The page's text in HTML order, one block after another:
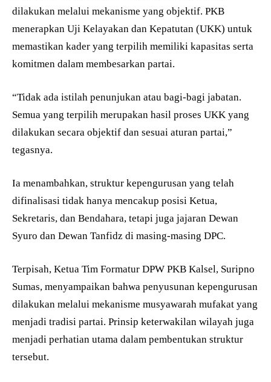
dilakukan melalui mekanisme yang objektif. PKB
menerapkan Uji Kelayakan dan Kepatutan (UKK) untuk
memastikan kader yang terpilih memiliki kapasitas serta
komitmen dalam membesarkan partai.
“Tidak ada istilah penunjukan atau bagi-bagi jabatan.
Semua yang terpilih merupakan hasil proses UKK yang
dilakukan secara objektif dan sesuai aturan partai,”
tegasnya.
Ia menambahkan, struktur kepengurusan yang telah
difinalisasi tidak hanya mencakup posisi Ketua,
Sekretaris, dan Bendahara, tetapi juga jajaran Dewan
Syuro dan Dewan Tanfidz di masing-masing DPC.
Terpisah, Ketua Tim Formatur DPW PKB Kalsel, Suripno
Sumas, menyampaikan bahwa penyusunan kepengurusan
dilakukan melalui mekanisme musyawarah mufakat yang
menjadi tradisi partai. Prinsip keterwakilan wilayah juga
menjadi perhatian utama dalam pembentukan struktur
tersebut.